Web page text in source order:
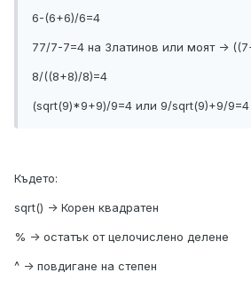
6-(6+6)/6=4
77/7-7=4 на Златинов или моят ->
8/((8+8)/8)=4
(sqrt(9)*9+9)/9=4 или 9/sqrt(9)+9/9=4
Къдетo:
sqrt() -> Корен квадратен
% -> остатък от целочислено делене
^ -> повдигане на степен